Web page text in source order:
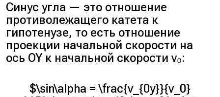
Синус угла — это отношение
противолежащего катета к
гипотенузе, то есть отношение
проекции начальной скорости на
ось OY к начальной скорости v₀:
$\sin\alpha = \frac{v_{0y}}{v_0}